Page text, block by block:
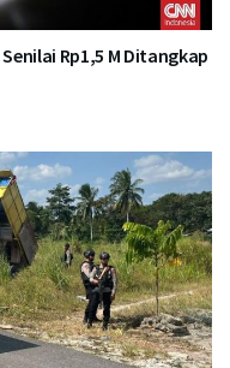
Rp1,5 M Ditangkap